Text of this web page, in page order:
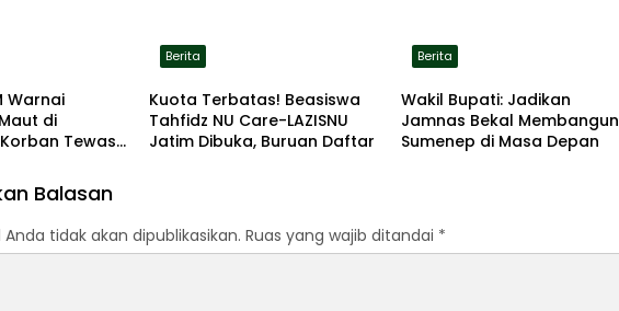
Warnai
di
Tewas
Berita
Kuota Terbatas! Beasiswa
Tahfidz NU Care-LAZISNU
Jatim Dibuka, Buruan Daftar
Berita
Wakil Bupati: Jadikan
Jamnas Bekal Membangun
Sumenep di Masa Depan
Balasan
tidak akan dipublikasikan. Ruas yang wajib ditandai *